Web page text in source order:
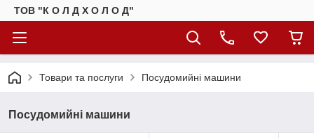
ТОВ "К О Л Д Х О Л О Д"
Товари та послуги Посудомийні машини
Посудомийні машини